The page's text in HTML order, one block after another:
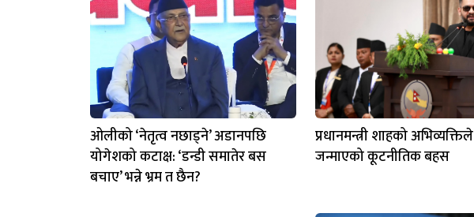
ओलीको ‘नेतृत्व नछाड्ने’ अडानपछि
योगेशको कटाक्ष: ‘डन्डी समातेर बस
बचाए’ भन्ने भ्रम त छैन?
प्रधानमन्त्री शाहको अभिव्यक्तिले
जन्माएको कूटनीतिक बहस